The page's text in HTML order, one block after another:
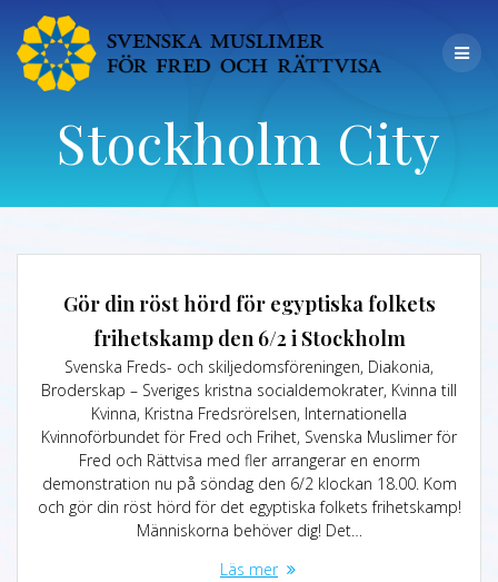
Stockholm City
Gör din röst hörd för egyptiska folkets
frihetskamp den 6/2 i Stockholm
Svenska Freds- och skiljedomsföreningen, Diakonia,
Broderskap – Sveriges kristna socialdemokrater, Kvinna till
Kvinna, Kristna Fredsrörelsen, Internationella
Kvinnoförbundet för Fred och Frihet, Svenska Muslimer för
Fred och Rättvisa med fler arrangerar en enorm
demonstration nu på söndag den 6/2 klockan 18.00. Kom
och gör din röst hörd för det egyptiska folkets frihetskamp!
Människorna behöver dig! Det…
Läs mer